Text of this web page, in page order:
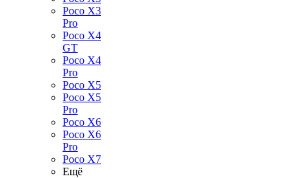
Poco X3
Pro
Poco X4
GT
Poco X4
Pro
Poco X5
Poco X5
Pro
Poco X6
Poco X6
Pro
Poco X7
Ещё